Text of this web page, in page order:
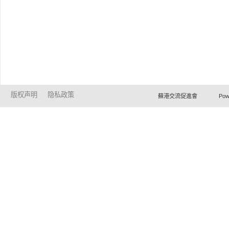
版权声明 隐私政策 蘇港交流促進會